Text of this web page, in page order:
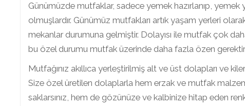
Günümüzde mutfaklar, sadece yemek hazırlanıp,
olmuşlardır. Günümüz mutfakları artık yaşam yerleri
mekanlar durumuna gelmiştir. Dolayısı ile mutfak çok
bu özel durumu mutfak üzerinde daha fazla özen
Mutfağınız akıllıca yerleştirilmiş alt ve üst dolapları ve
Size özel üretilen dolaplarla hem erzak ve mutfak
saklarsınız, hem de gözünüze ve kalbinize hitap eden